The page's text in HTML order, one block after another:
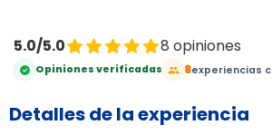
5.0/5.0 8 opiniones
Opiniones verificadas 8experiencias
Detalles de la experiencia